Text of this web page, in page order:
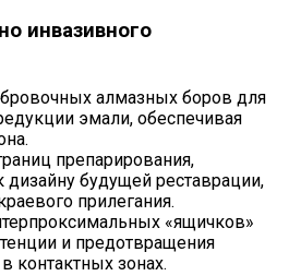
инвазивного
алмазных боров для
эмали, обеспечивая
препарирования,
дизайну будущей реставрации,
прилегания.
«ящичков»
и предотвращения
контактных зонах.